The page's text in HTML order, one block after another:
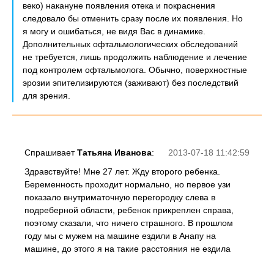
веко) накануне появления отека и покраснения
следовало бы отменить сразу после их появления. Но
я могу и ошибаться, не видя Вас в динамике.
Дополнительных офтальмологических обследований
не требуется, лишь продолжить наблюдение и лечение
под контролем офтальмолога. Обычно, поверхностные
эрозии эпителизируются (заживают) без последствий
для зрения.
2013-07-18 11:42:59
СпрашиваетТатьяна Иванова:
Здравствуйте! Мне 27 лет. Жду второго ребенка.
Беременность проходит нормально, но первое узи
показало внутриматочную перегородку слева в
подреберной области, ребенок прикреплен справа,
поэтому сказали, что ничего страшного. В прошлом
году мы с мужем на машине ездили в Анапу на
машине, до этого я на такие расстояния не ездила